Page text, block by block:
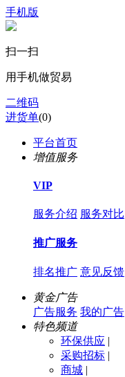
手机版
扫一扫
用手机做贸易
二维码
进货单(0)
平台首页
增值服务
VIP
服务介绍 服务对比
推广服务
排名推广 意见反馈
黄金广告
广告服务 我的广告
特色频道
环保供应 |
采购招标 |
商城 |